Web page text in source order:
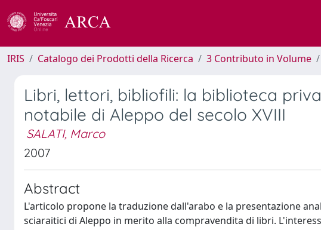
IRIS Catalogo dei Prodotti della Ricerca 3 Contributo in Volume
Libri, lettori, bibliofili: la biblioteca
notabile di Aleppo del secolo XVIII
SALATI, Marco
2007
Abstract
L'articolo propone la traduzione dall'arabo e la presentazione
sciaraitici di Aleppo in merito alla compravendita di libri.